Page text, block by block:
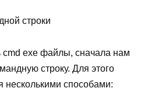
строки
cmd exe файлы, сначала нам
строку. Для этого
несколькими способами: